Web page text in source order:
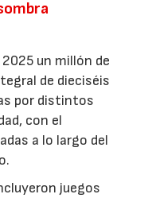
un millón de
de dieciséis
por distintos
con el
a lo largo del
juegos